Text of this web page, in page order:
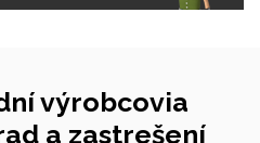
výrobcovia
a zastrešení